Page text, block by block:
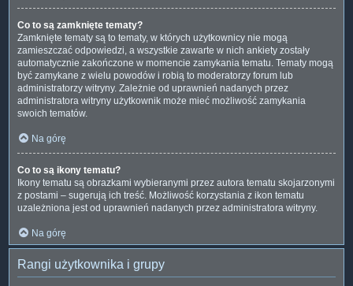
Co to są zamknięte tematy?
Zamknięte tematy są to tematy, w których użytkownicy nie mogą
zamieszczać odpowiedzi, a wszystkie zawarte w nich ankiety zostały
automatycznie zakończone w momencie zamykania tematu. Tematy mogą
być zamykane z wielu powodów i robią to moderatorzy forum lub
administratorzy witryny. Zależnie od uprawnień nadanych przez
administratora witryny użytkownik może mieć możliwość zamykania
swoich tematów.
Na górę
Co to są ikony tematu?
Ikony tematu są obrazkami wybieranymi przez autora tematu skojarzonymi
z postami – sugerują ich treść. Możliwość korzystania z ikon tematu
uzależniona jest od uprawnień nadanych przez administratora witryny.
Na górę
Rangi użytkownika i grupy